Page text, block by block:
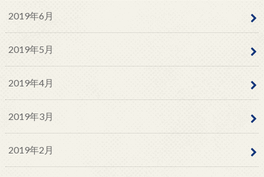
2019年6月
2019年5月
2019年4月
2019年3月
2019年2月